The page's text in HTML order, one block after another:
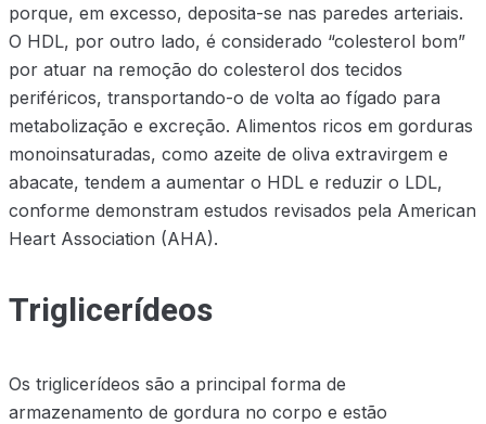
porque, em excesso, deposita-se nas paredes arteriais.
O HDL, por outro lado, é considerado “colesterol bom”
por atuar na remoção do colesterol dos tecidos
periféricos, transportando-o de volta ao fígado para
metabolização e excreção. Alimentos ricos em gorduras
monoinsaturadas, como azeite de oliva extravirgem e
abacate, tendem a aumentar o HDL e reduzir o LDL,
conforme demonstram estudos revisados pela American
Heart Association (AHA).
Triglicerídeos
Os triglicerídeos são a principal forma de
armazenamento de gordura no corpo e estão